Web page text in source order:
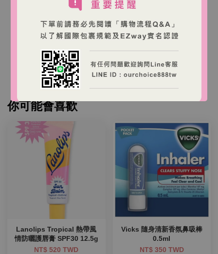
本店商品為澳洲商家營運之跨境購物網站，商品由澳
洲出貨。
台灣消費者下單後，收件人需依台灣海關規定完成
EZWAY 實名認證與進口申報。
你可能會喜歡
Lanolips Tropical 熱帶風
情防曬護唇膏 SPF30 12.5g
NT$ 520 TWD
Vicks 隨身清新香氛鼻吸棒
0.5ml
NT$ 350 TWD